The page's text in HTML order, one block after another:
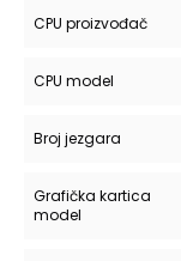
CPU proizvođač
CPU model
Broj jezgara
Grafička kartica
model